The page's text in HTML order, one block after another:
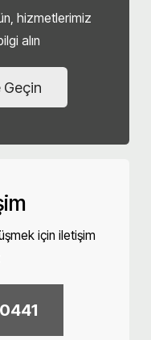
hizmetlerimiz
alın
Geçin
için iletişim